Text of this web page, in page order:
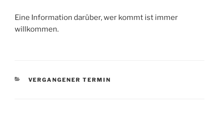
Eine Information darüber, wer kommt ist immer
willkommen.
KATEGORIEN
VERGANGENER TERMIN